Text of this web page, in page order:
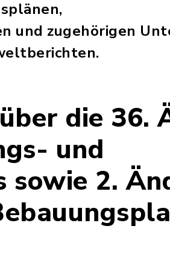
und zugehörigen
die 36.
und
sowie 2.